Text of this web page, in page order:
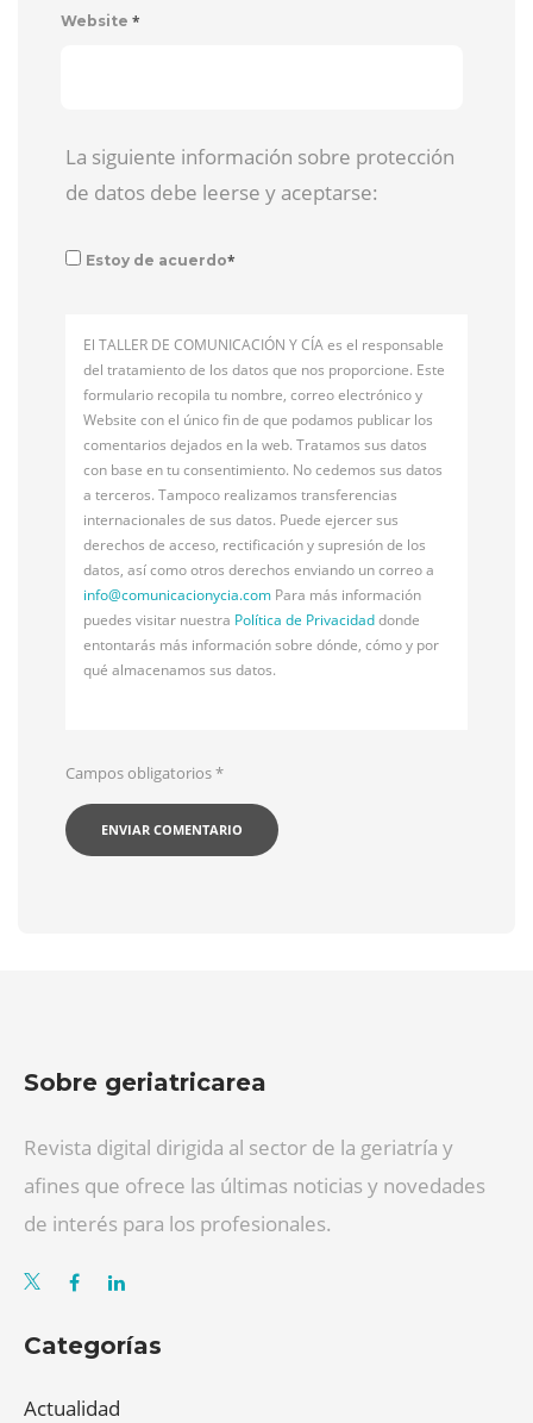
Website *
La siguiente información sobre protección
de datos debe leerse y aceptarse:
Estoy de acuerdo*
El TALLER DE COMUNICACIÓN Y CÍA es el responsable
del tratamiento de los datos que nos proporcione. Este
formulario recopila tu nombre, correo electrónico y
Website con el único fin de que podamos publicar los
comentarios dejados en la web. Tratamos sus datos
con base en tu consentimiento. No cedemos sus datos
a terceros. Tampoco realizamos transferencias
internacionales de sus datos. Puede ejercer sus
derechos de acceso, rectificación y supresión de los
datos, así como otros derechos enviando un correo a
info@comunicacionycia.com Para más información
puedes visitar nuestra Política de Privacidaddonde
entontarás más información sobre dónde, cómo y por
qué almacenamos sus datos.
Campos obligatorios*
Sobre geriatricarea
Revista digital dirigida al sector de la geriatría y
afines que ofrece las últimas noticias y novedades
de interés para los profesionales.
Categorías
Actualidad